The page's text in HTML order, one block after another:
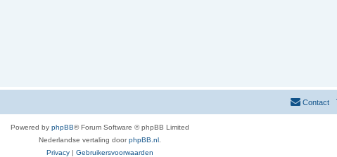
Contact
Powered by phpBB® Forum Software © phpBB Limited
Nederlandse vertaling doorphpBB.nl
Privacy | Gebruikersvoorwaarden